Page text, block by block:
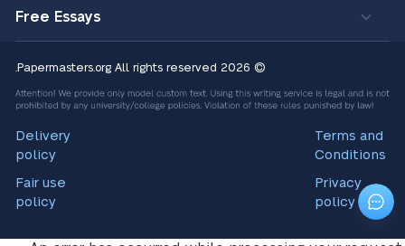
Free Essays
© 2026 Papermasters.org
All rights reserved.
Terms and
Conditions
Privacy
policy
Delivery
policy
Fair use
policy